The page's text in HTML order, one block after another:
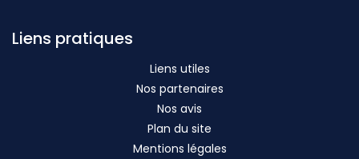
Liens pratiques
Liens utiles
Nos partenaires
Nos avis
Plan du site
Mentions légales